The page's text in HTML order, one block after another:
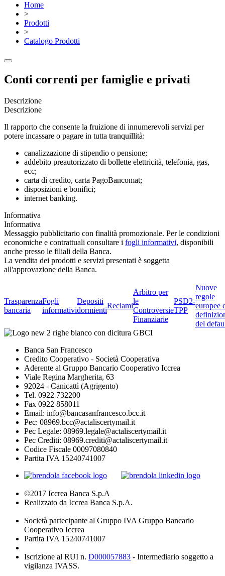
Home
>
Prodotti
>
Catalogo Prodotti
Conti correnti per famiglie e privati
Descrizione
Descrizione
Il rapporto che consente la fruizione di innumerevoli servizi per
potere incassare o pagare in tutta tranquillità:
canalizzazione di stipendio o pensione;
addebito preautorizzato di bollette elettricità, telefonia, gas,
ecc;
carta di credito, carta PagoBancomat;
disposizioni e bonifici;
internet banking.
Informativa
Informativa
Messaggio pubblicitario con finalità promozionale. Per le condizioni
economiche e contrattuali consultare i fogli informativi, disponibili
anche presso le filiali della Banca.
La vendita dei prodotti e servizi presentati è soggetta
all'approvazione della Banca.
Trasparenza
bancaria
Fogli
informativi
Depositi
dormienti
Reclami
Arbitro per
le
Controversie
Finanziarie
PSD2-
TPP
Nuove
regole
europee
del
Banca San Francesco
Credito Cooperativo - Società Cooperativa
Aderente al Gruppo Bancario Cooperativo Iccrea
Viale Regina Margherita, 63
92024 - Canicattì (Agrigento)
Tel. 0922 732200
Fax 0922 858011
Email: info@bancasanfrancesco.bcc.it
Pec: 08969.bcc@actaliscertymail.it
Pec Legale: 08969.legale@actaliscertymail.it
Pec Crediti: 08969.crediti@actaliscertymail.it
Codice Fiscale 00097080840
Partita IVA 15240741007
©2017 Iccrea Banca S.p.A
Realizzato da Iccrea Banca S.p.A.
Società partecipante al Gruppo IVA Gruppo Bancario
Cooperativo Iccrea
Partita IVA 15240741007
Iscrizione al RUI n. D000057883 - Intermediario soggetto a
vigilanza IVASS.